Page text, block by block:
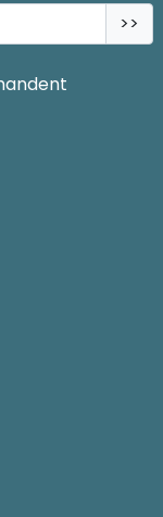
>>